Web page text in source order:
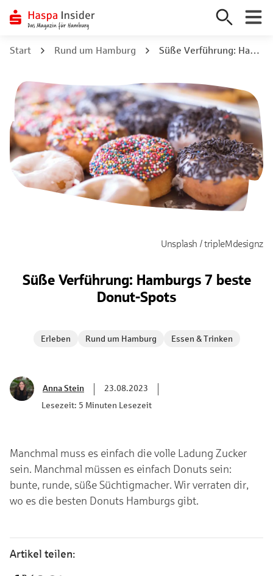
Inhalt
Start Rund um Hamburg Süße Verführung: Hamburgs 7 beste Donut-Spots
Unsplash / tripleMdesignz
Süße Verführung: Hamburgs 7 beste
Donut-Spots
Erleben Rund um Hamburg Essen & Trinken
Anna Stein
23.08.2023
Lesezeit: 5 Minuten Lesezeit
Manchmal muss es einfach die volle Ladung Zucker
sein. Manchmal müssen es einfach Donuts sein:
bunte, runde, süße Süchtigmacher. Wir verraten dir,
wo es die besten Donuts Hamburgs gibt.